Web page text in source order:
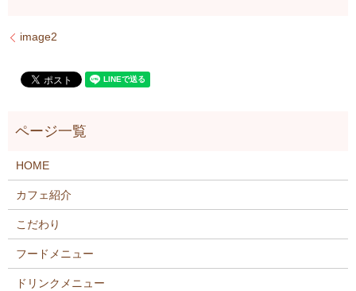
image2
HOME
カフェ紹介
こだわり
フードメニュー
ドリンクメニュー